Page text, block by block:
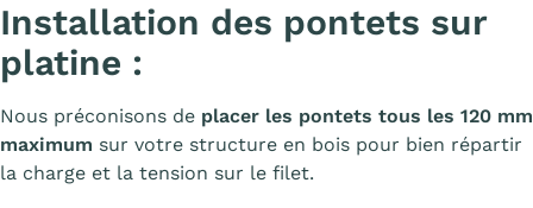
Installation des pontets sur
platine :
Nous préconisons de placer les pontets tous les 120 mm
maximum sur votre structure en bois pour bien répartir
la charge et la tension sur le filet.